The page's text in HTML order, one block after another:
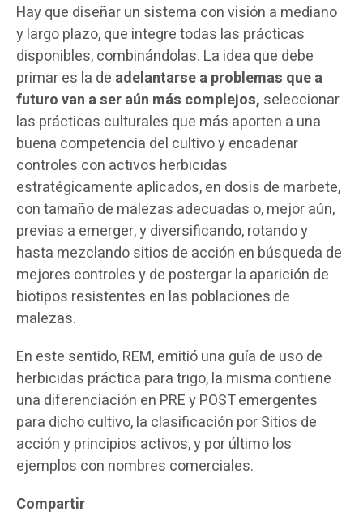
Hay que diseñar un sistema con visión a mediano
y largo plazo, que integre todas las prácticas
disponibles, combinándolas. La idea que debe
primar es la de adelantarse a problemas que a
futuro van a ser aún más complejos, seleccionar
las prácticas culturales que más aporten a una
buena competencia del cultivo y encadenar
controles con activos herbicidas
estratégicamente aplicados, en dosis de marbete,
con tamaño de malezas adecuadas o, mejor aún,
previas a emerger, y diversificando, rotando y
hasta mezclando sitios de acción en búsqueda de
mejores controles y de postergar la aparición de
biotipos resistentes en las poblaciones de
malezas.
En este sentido, REM, emitió una guía de uso de
herbicidas práctica para trigo, la misma contiene
una diferenciación en PRE y POST emergentes
para dicho cultivo, la clasificación por Sitios de
acción y principios activos, y por último los
ejemplos con nombres comerciales.
Compartir